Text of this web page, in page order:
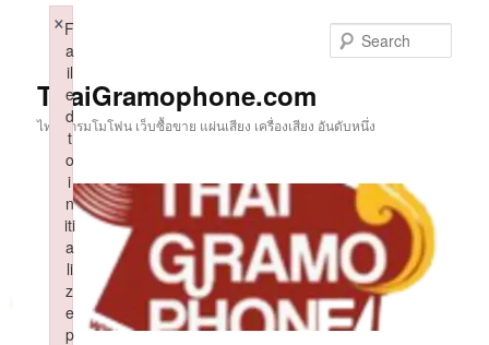
ThaiGramophone.com
ไทยแกรมโมโฟน เว็บซื้อขาย แผ่นเสียง เครื่องเสียง อันดับหนึ่ง
F
a
il
e
d
t
o
i
n
iti
a
li
z
e
p
×